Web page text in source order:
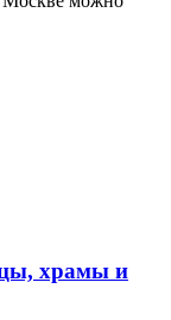
храмы и